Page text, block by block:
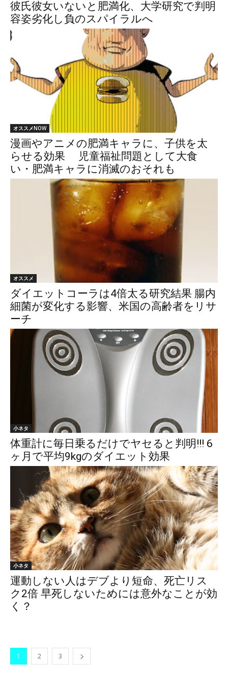
彼氏彼女いないと肥満化、大学研究で判明
容姿劣化し負のスパイラルへ
オススメNOW
漫画やアニメの肥満キャラに、子供を太
らせる効果 児童福祉問題として大食
い・肥満キャラに消滅のおそれも
オススメ
ダイエットコーラは4倍太る研究結果 腸内
細菌が変化する影響、米国の高齢者をリサ
ーチ
小ネタ
体重計に毎日乗るだけでヤセると判明!!! 6
ヶ月で平均9kgのダイエット効果
小ネタ
運動しない人はデブより短命、死亡リス
ク2倍 早死しないためには意外なことが効
く？
1 2 3